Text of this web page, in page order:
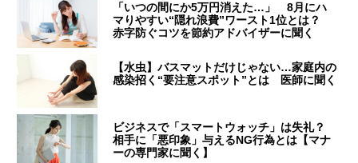
「いつの間にか5万円消えた…」 8月にハ
マりやすい“隠れ浪費”ワースト1位とは？
赤字防ぐコツを節約アドバイザーに聞く
【水虫】バスマットだけじゃない…家庭内の
感染招く“要注意スポット”とは 医師に聞く
ビジネスで「スマートウォッチ」は失礼？
相手に「悪印象」与えるNG行為とは【マナ
ーの専門家に聞く】